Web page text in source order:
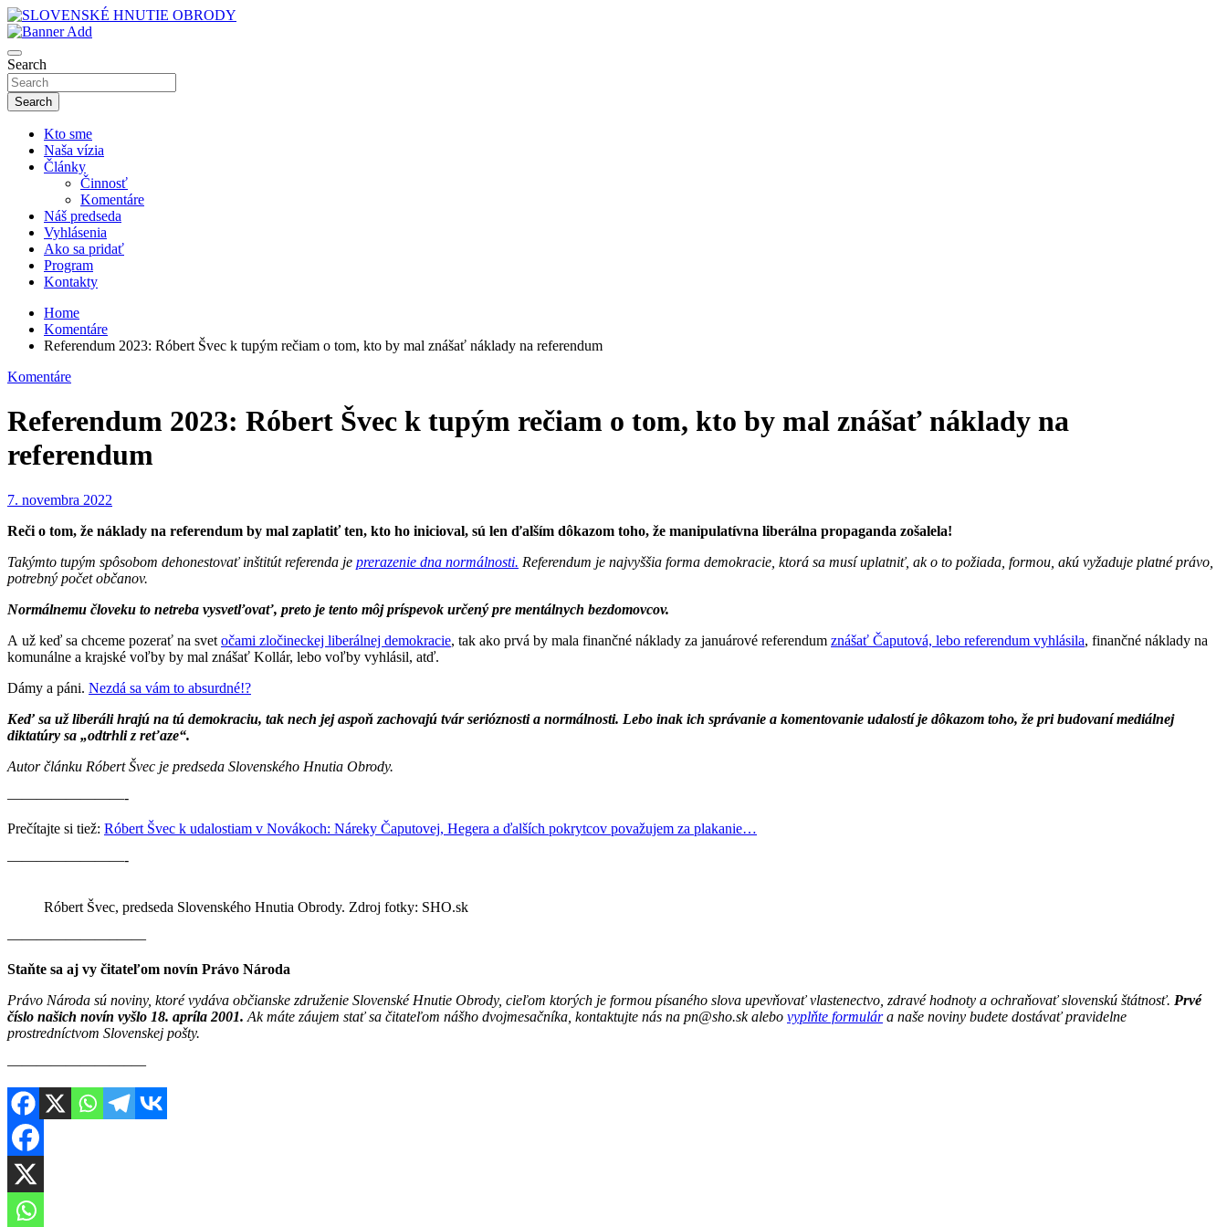
Skip
to
content
SLOVENSKÉ HNUTIE OBRODY
Search
Search
Kto sme
Naša vízia
Články
Činnosť
Komentáre
Náš predseda
Vyhlásenia
Ako sa pridať
Program
Kontakty
Home
Komentáre
Referendum 2023: Róbert Švec k tupým rečiam o tom, kto by mal znášať náklady na referendum
Komentáre
Referendum 2023: Róbert Švec k tupým rečiam o tom, kto by mal znášať náklady na
referendum
7. novembra 2022
Reči o tom, že náklady na referendum by mal zaplatiť ten, kto ho inicioval, sú len ďalším dôkazom toho, že manipulatívna liberálna propaganda zošalela!
Takýmto tupým spôsobom dehonestovať inštitút referenda je prerazenie dna normálnosti. Referendum je najvyššia forma demokracie, ktorá sa musí uplatniť, ak o to požiada, formou, akú vyžaduje platné právo,
potrebný počet občanov.
Normálnemu človeku to netreba vysvetľovať, preto je tento môj príspevok určený pre mentálnych bezdomovcov.
A už keď sa chceme pozerať na svet očami zločineckej liberálnej demokracie, tak ako prvá by mala finančné náklady za januárové referendum znášať Čaputová, lebo referendum vyhlásila, finančné náklady na
komunálne a krajské voľby by mal znášať Kollár, lebo voľby vyhlásil, atď.
Dámy a páni. Nezdá sa vám to absurdné!?
Keď sa už liberáli hrajú na tú demokraciu, tak nech jej aspoň zachovajú tvár serióznosti a normálnosti. Lebo inak ich správanie a komentovanie udalostí je dôkazom toho, že pri budovaní mediálnej
diktatúry sa „odtrhli z reťaze“.
Autor článku Róbert Švec je predseda Slovenského Hnutia Obrody.
————————-
Prečítajte si tiež: Róbert Švec k udalostiam v Novákoch: Náreky Čaputovej, Hegera a ďalších pokrytcov považujem za plakanie…
————————-
Róbert Švec, predseda Slovenského Hnutia Obrody. Zdroj fotky: SHO.sk
———————–——
Staňte sa aj vy čitateľom novín Právo Národa
Právo Národa sú noviny, ktoré vydáva občianske združenie Slovenské Hnutie Obrody, cieľom ktorých je formou písaného slova upevňovať vlastenectvo, zdravé hodnoty a ochraňovať slovenskú štátnosť. Prvé
číslo našich novín vyšlo 18. apríla 2001. Ak máte záujem stať sa čitateľom nášho dvojmesačníka, kontaktujte nás na pn@sho.sk alebo vyplňte formulára naše noviny budete dostávať pravidelne
prostredníctvom Slovenskej pošty.
————————–—